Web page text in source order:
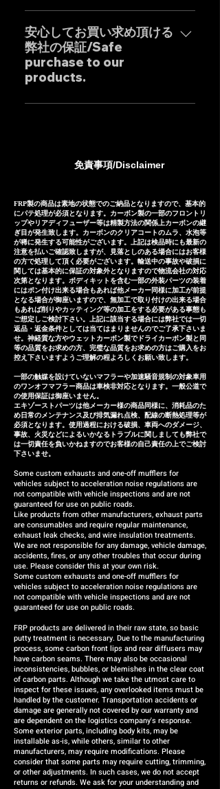
design by our dedicated in-
house Japanese designers,
ensuring high precision and
outstanding cost
performance.
feel free to contact us
individually.
りますので発送地域により前後致
します。 ・ステンレス製マフラ
ー：25-30日前後 ・チタン製マフ
ラー：35-40日前後 Our Exhaust
are basically tailor-made to
times are as follows. *The
guide including domestic
delivery days in japan, and may
vary depending on the
shipping country. Stainless
steel Exhaust system:
approximately 25-30 days
Titanium Exhaust system:
approximately 35-40 days
業販価格ほぼ全ての商品に設定し
ておりますのでお気軽にご相談く
ださいませ。 Wholesale prices
are set for almost all products,
so please feel free to inquire.
安心してお買い求め頂ける
弊社の保証/Safe
purchase to our
products.
弊社のマフラーは国内外のお客様
密に製作されておりますが、万が
一微調整ができずに取り付けが出
商品の瑕疵などに対しましては代
替品やご返金(返金額はケースバイ
ケース)にてご対応させて頂いてお
ります。 Our exhaust systems
are sold to numerous
customers both domestically
and internationally and are
precisely manufactured based
on extensive fitting data.
However, in the unlikely event
that the exhaust system
cannot be installed due to
inability to make minor
adjustments or if there are
defects within three months of
installation, we will respond by
providing a replacement or a
refund (the refund amount will
be case-by-case).
免責事項/Disclaimer
FRP製の商品は素地の状態でのご納品となりますので、基本的
にパテ処理が必須となります。カーボン製の一部のフロントリ
ップやリアディフューザー等は精製方法の関係上カーボンの継
ぎ目が発生致します。カーボンのクリアコートのムラ、水泡等
が稀に発生する可能性がございます。上記は検品時にも最新の
注意を払いご確認致しますが、見落としのある場合にはお客様
の方で処理して頂く必要がございます。輸送中の事故や破損に
関しては基本的に保証の対象外となりますので物流会社の対応
次第となります。ボディキットを含む一部の外装パーツの装着
にはポン付け出来る場合もあれば他メーカー同様に加工が前提
となる場合が御座いますので、無加工で取り付けの出来る場合
もあれば削りやカッティング等の加工をする必要がある事態も
ご想定しご検討下さい。上記に該当する場合には弊社では一切
返品・返金条件としては当てはまりませんのでご了承下さいま
せ。神経質な方やウェットカーボン製でドライカーボン製と同
等の品質をお求めの方、完璧な品質をお求めの方はご購入をお
控え下さいますようご理解の程よろしくお願い致します。
一部の触媒を設けていないマフラーや加速騒音規制の対象車用
のワンオフマフラー商品は車検非対応となります。一般公道で
の使用保証は御座いません。
エキゾーストパーツは他メーカー様の商品同様に、消耗品のた
め日常のメンテナンス及び排気漏れ点検、配線の断熱処理等が
必須となります。使用過程における破損、車両へのダメージ、
事故、火災などによるいかなるトラブルに関しましても弊社で
は一切責任を負いかねますのでお客様の自己責任の上でご検討
下さいませ。
Some custom exhausts and one-off mufflers for
vehicles subject to acceleration noise regulations are
not compatible with vehicle inspections and are not
guaranteed for use on public roads.
Like products from other manufacturers, exhaust parts
are consumables and require regular maintenance,
exhaust leak checks, and wire insulation treatments.
We are not responsible for any damage, vehicle damage,
accidents, fires, or any other troubles that occur during
use. Please consider this at your own risk.
Some custom exhausts and one-off mufflers for
vehicles subject to acceleration noise regulations are
not compatible with vehicle inspections and are not
guaranteed for use on public roads.
FRP products are delivered in their raw state, so basic
putty treatment is necessary. Due to the manufacturing
process, some carbon front lips and rear diffusers may
have carbon seams. There may also be occasional
inconsistencies, bubbles, or blemishes in the clear coat
of carbon parts. Although we take the utmost care to
inspect for these issues, any overlooked items must be
handled by the customer. Transportation accidents or
damage are generally not covered by our warranty and
are dependent on the logistics company's response.
Some exterior parts, including body kits, may be
installable as-is, while others, similar to other
manufacturers, may require modifications. Please
consider that some parts may require cutting, trimming,
or other adjustments. In such cases, we do not accept
returns or refunds. We ask for your understanding and